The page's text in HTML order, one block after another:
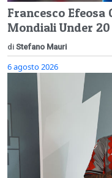
Francesco
Mondiali Under
di Stefano Mauri
6 agosto 2026